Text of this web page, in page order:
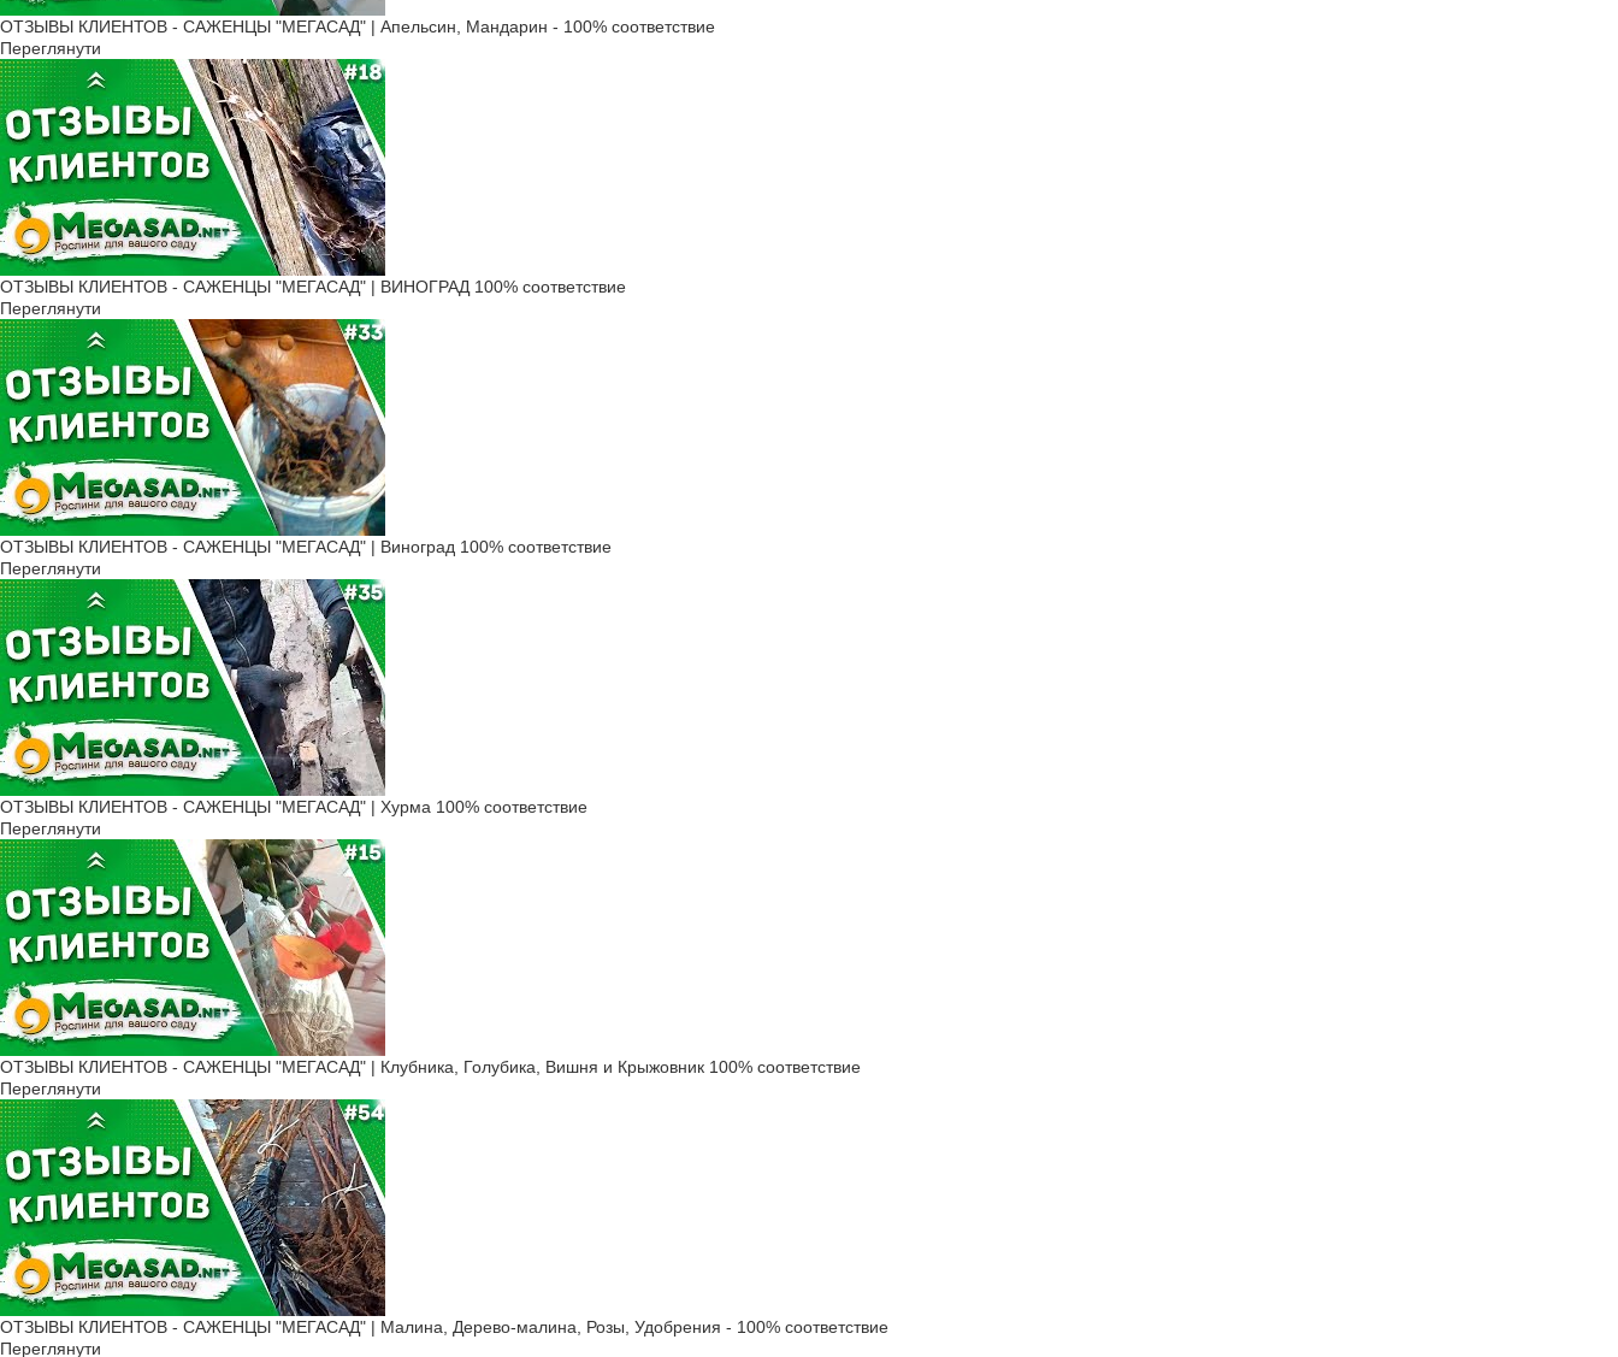
ОТЗЫВЫ КЛИЕНТОВ - САЖЕНЦЫ "МЕГАСАД" | Апельсин, Мандарин - 100% соответствие
Переглянути
ОТЗЫВЫ КЛИЕНТОВ - САЖЕНЦЫ "МЕГАСАД" | ВИНОГРАД 100% соответствие
Переглянути
ОТЗЫВЫ КЛИЕНТОВ - САЖЕНЦЫ "МЕГАСАД" | Виноград 100% соответствие
Переглянути
ОТЗЫВЫ КЛИЕНТОВ - САЖЕНЦЫ "МЕГАСАД" | Хурма 100% соответствие
Переглянути
ОТЗЫВЫ КЛИЕНТОВ - САЖЕНЦЫ "МЕГАСАД" | Клубника, Голубика, Вишня и Крыжовник 100% соответствие
Переглянути
ОТЗЫВЫ КЛИЕНТОВ - САЖЕНЦЫ "МЕГАСАД" | Малина, Дерево-малина, Розы, Удобрения - 100% соответствие
Переглянути